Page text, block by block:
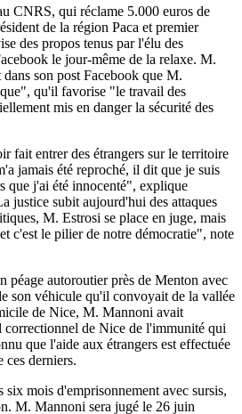
CNRS, qui réclame 5.000 euros de
de la région Paca et premier
des propos tenus par l'élu des
le jour-même de la relaxe. M.
son post Facebook que M.
qu'il favorise "le travail des
mis en danger la sécurité des
fait entrer des étrangers sur le territoire
jamais été reproché, il dit que je suis
que j'ai été innocenté", explique
justice subit aujourd'hui des attaques
M. Estrosi se place en juge, mais
c'est le pilier de notre démocratie", note
péage autoroutier près de Menton avec
son véhicule qu'il convoyait de la vallée
de Nice, M. Mannoni avait
correctionnel de Nice de l'immunité qui
que l'aide aux étrangers est effectuée
ces derniers.
mois d'emprisonnement avec sursis,
M. Mannoni sera jugé le 26 juin